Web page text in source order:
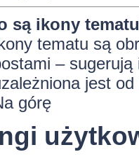
są ikony
tematu są
–
jest
górę